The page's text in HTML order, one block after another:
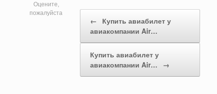
Оцените,
пожалуйста
Post navigation
←
Купить авиабилет у
авиакомпании Air…
Купить авиабилет у
авиакомпании Air…
→